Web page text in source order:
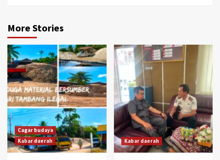
More Stories
Cagar budaya
Kabar daerah
Kabar daerah